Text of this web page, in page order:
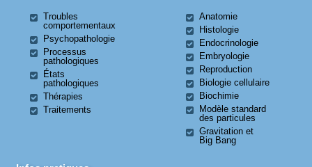
Troubles
comportementaux
Psychopathologie
Processus
pathologiques
États
pathologiques
Thérapies
Traitements
Anatomie
Histologie
Endocrinologie
Embryologie
Reproduction
Biologie cellulaire
Biochimie
Modèle standard
des particules
Gravitation et
Big Bang